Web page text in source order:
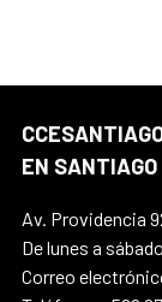
EN SANTIAGO
Av. Providencia
De lunes a
Correo